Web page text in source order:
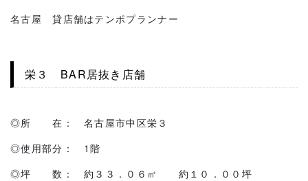
名古屋 貸店舗はテンポプランナー
栄３ BAR居抜き店舗
◎所 在： 名古屋市中区栄３
◎使用部分： 1階
◎坪 数： 約３３．０６㎡ 約１０．００坪